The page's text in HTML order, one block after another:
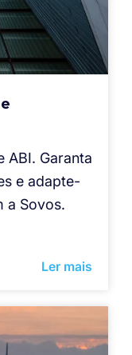
ABI. Garanta
e adapte-
a Sovos.
Ler mais